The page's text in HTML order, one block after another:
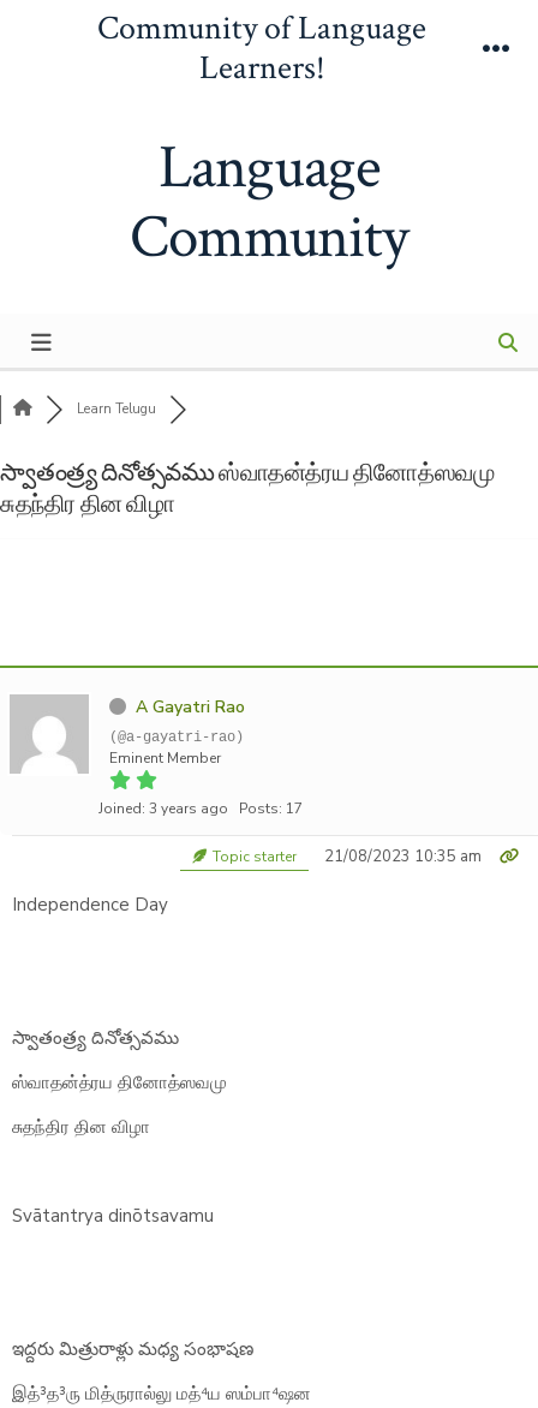
Community of Language
Learners!
Language
Community
Learn Telugu
స్వాతంత్ర్య దినోత్సవము ஸ்வாதன்த்ரய தினோத்ஸவமு
சுதந்திர தின விழா
A Gayatri Rao
(@a-gayatri-rao)
Eminent Member
Joined: 3 years ago Posts: 17
Topic starter 21/08/2023 10:35 am
Independence Day
స్వాతంత్ర్య దినోత్సవము
ஸ்வாதன்த்ரய தினோத்ஸவமு
சுதந்திர தின விழா
Svātantrya dinōtsavamu
ఇద్దరు మిత్రురాళ్లు మధ్య సంభాషణ
இத்³த³ரு மித்ருரால்லு மத்⁴ய ஸம்பா⁴ஷன